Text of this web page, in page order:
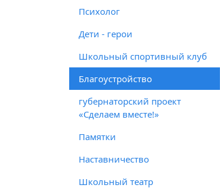
Психолог
Дети - герои
Школьный спортивный клуб
Благоустройство
губернаторский проект
«Сделаем вместе!»
Памятки
Наставничество
Школьный театр